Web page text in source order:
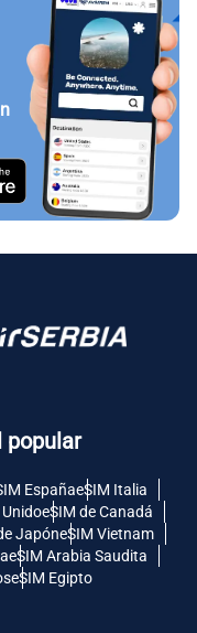
popular
EspañaeSIM Italia
UnidoeSIM de Canadá
JapóneSIM Vietnam
eSIM Arabia Saudita
eSIM Egipto